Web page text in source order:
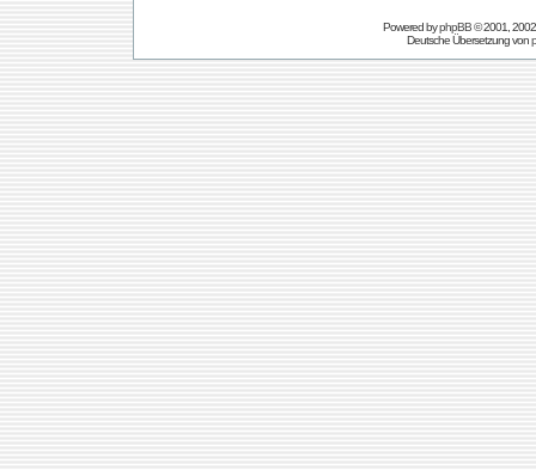
Powered byphpBB© 2001,
Deutsche Übersetzung von